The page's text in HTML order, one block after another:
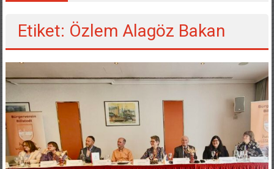
Etiket: Özlem Alagöz Bakan